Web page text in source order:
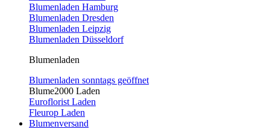
Blumenladen Hamburg
Blumenladen Dresden
Blumenladen Leipzig
Blumenladen Düsseldorf
Blumenladen
Blumenladen sonntags geöffnet
Blume2000 Laden
Euroflorist Laden
Fleurop Laden
Blumenversand